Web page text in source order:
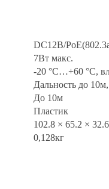
DC12В/
7Вт макс.
-20 °C…+60 °C,
Дальность до
До 10м
Пластик
102.8 × 65.2 ×
0,128кг